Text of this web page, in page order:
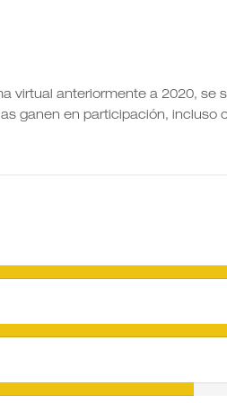
virtual anteriormente a 2020, se
ganen en participación, incluso